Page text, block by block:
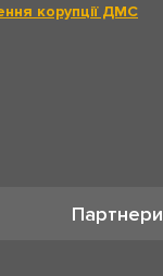
корупції ДМС
Партнери